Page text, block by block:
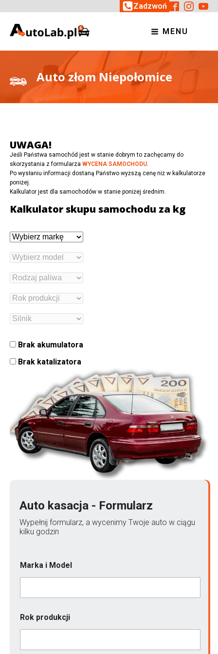
Zadzwoń
MENU
Auto złom Niepołomice
UWAGA!
Jeśli Państwa samochód jest w stanie dobrym to zachęcamy do
skorzystania z formularza WYCENA SAMOCHODU.
Po wysłaniu informacji dostaną Państwo wyższą cenę niż w kalkulatorze
poniżej.
Kalkulator jest dla samochodów w stanie poniżej średnim.
Kalkulator skupu samochodu za kg
Brak akumulatora
Brak katalizatora
Auto kasacja - Formularz
Wypełnij formularz, a wycenimy Twoje auto w ciągu
kilku godzin
Marka i Model
Rok produkcji